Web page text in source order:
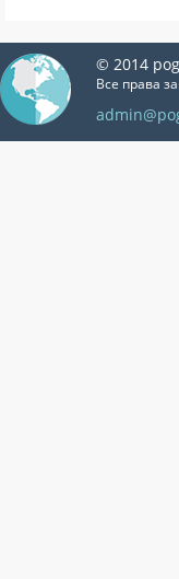
© 2014
Все права